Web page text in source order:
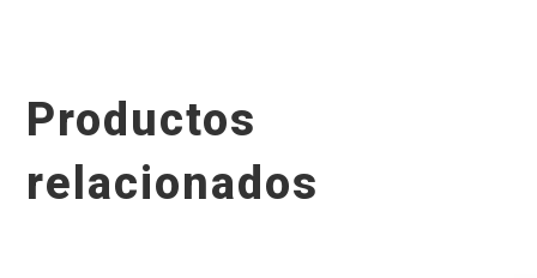
Productos
relacionados